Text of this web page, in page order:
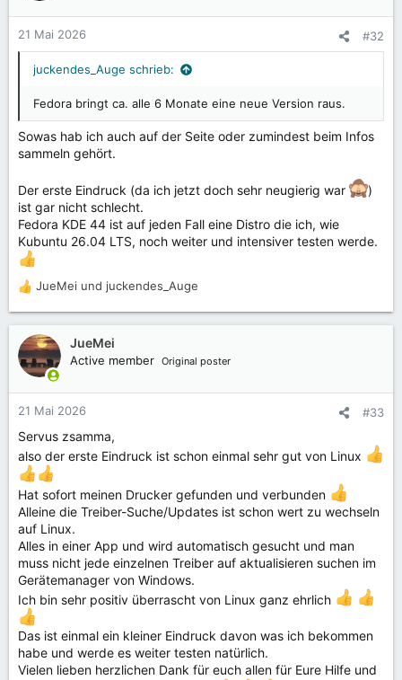
o
n
21 Mai 2026 #32
juckendes_Auge schrieb:
Fedora bringt ca. alle 6 Monate eine neue Version raus.
Sowas hab ich auch auf der Seite oder zumindest beim Infos
sammeln gehört.
Der erste Eindruck (da ich jetzt doch sehr neugierig war
)
ist gar nicht schlecht.
Fedora KDE 44 ist auf jeden Fall eine Distro die ich, wie
Kubuntu 26.04 LTS, noch weiter und intensiver testen werde.
R
e
a
k
t
o
n
n
:
JueMei und juckendes_Auge
JueMei
Active member Original poster
21 Mai 2026 #33
Servus zsamma,
also der erste Eindruck ist schon einmal sehr gut von Linux
Hat sofort meinen Drucker gefunden und verbunden
Alleine die Treiber-Suche/Updates ist schon wert zu wechseln
auf Linux.
Alles in einer App und wird automatisch gesucht und man
muss nicht jede einzelnen Treiber auf aktualisieren suchen im
Gerätemanager von Windows.
Ich bin sehr positiv überrascht von Linux ganz ehrlich
Das ist einmal ein kleiner Eindruck davon was ich bekommen
habe und werde es weiter testen natürlich.
Vielen lieben herzlichen Dank für euch allen für Eure Hilfe und